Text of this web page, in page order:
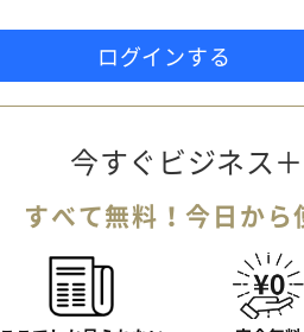
ログインする
今すぐビジネス
すべて無料！今日から